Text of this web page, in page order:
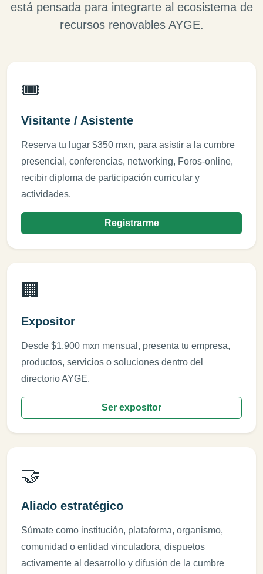
está pensada para integrarte al ecosistema de
recursos renovables AYGE.
🎟️
Visitante / Asistente
Reserva tu lugar $350 mxn, para asistir a la cumbre
presencial, conferencias, networking, Foros-online,
recibir diploma de participación curricular y
actividades.
Registrarme
🏢
Expositor
Desde $1,900 mxn mensual, presenta tu empresa,
productos, servicios o soluciones dentro del
directorio AYGE.
Ser expositor
🤝
Aliado estratégico
Súmate como institución, plataforma, organismo,
comunidad o entidad vinculadora, dispuetos
activamente al desarrollo y difusión de la cumbre